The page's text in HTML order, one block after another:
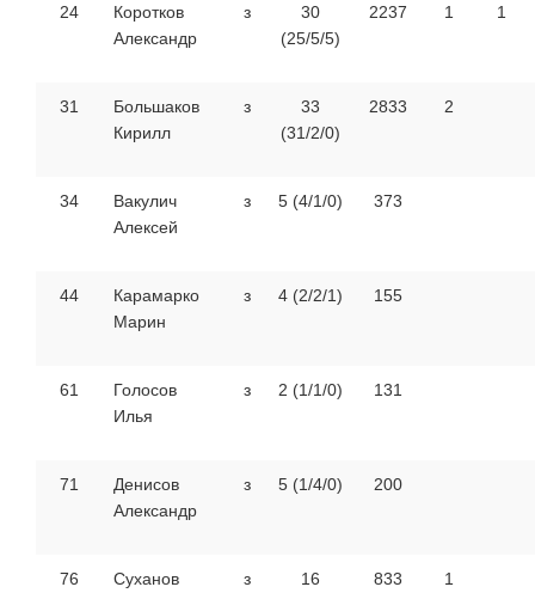
24
Коротков
Александр
з
30
(25/5/5)
2237 1 1
31
Большаков
Кирилл
з
33
(31/2/0)
2833 2
34
Вакулич
Алексей
з 5 (4/1/0) 373
44
Карамарко
Марин
з 4 (2/2/1) 155
61
Голосов
Илья
з 2 (1/1/0) 131
71
Денисов
Александр
з 5 (1/4/0) 200
76
Суханов
з
16
833 1